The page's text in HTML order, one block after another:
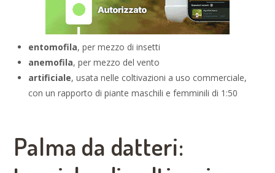
entomofila, per mezzo di insetti
anemofila, per mezzo del vento
artificiale, usata nelle coltivazioni a uso commerciale,
con un rapporto di piante maschili e femminili di 1:50
Palma da datteri: